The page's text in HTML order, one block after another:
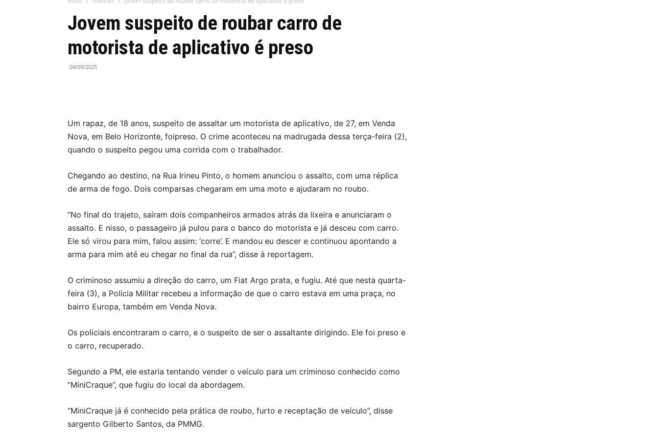
Jovem suspeito de roubar carro de
motorista de aplicativo é preso
04/09/2025
Um rapaz, de 18 anos, suspeito de assaltar um motorista de aplicativo, de 27, em Venda
Nova, em Belo Horizonte, foipreso. O crime aconteceu na madrugada dessa terça-feira (2),
quando o suspeito pegou uma corrida com o trabalhador.
Chegando ao destino, na Rua Irineu Pinto, o homem anunciou o assalto, com uma réplica
de arma de fogo. Dois comparsas chegaram em uma moto e ajudaram no roubo.
“No final do trajeto, saíram dois companheiros armados atrás da lixeira e anunciaram o
assalto. E nisso, o passageiro já pulou para o banco do motorista e já desceu com carro.
Ele só virou para mim, falou assim: ‘corre’. E mandou eu descer e continuou apontando a
arma para mim até eu chegar no final da rua”, disse à reportagem.
O criminoso assumiu a direção do carro, um Fiat Argo prata, e fugiu. Até que nesta quarta-
feira (3), a Polícia Militar recebeu a informação de que o carro estava em uma praça, no
bairro Europa, também em Venda Nova.
Os policiais encontraram o carro, e o suspeito de ser o assaltante dirigindo. Ele foi preso e
o carro, recuperado.
Segundo a PM, ele estaria tentando vender o veículo para um criminoso conhecido como
“MiniCraque”, que fugiu do local da abordagem.
“MiniCraque já é conhecido pela prática de roubo, furto e receptação de veículo”, disse
sargento Gilberto Santos, da PMMG.